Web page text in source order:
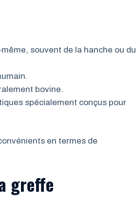
souvent de la hanche ou du
bovine.
spécialement conçus pour
en termes de
greffe